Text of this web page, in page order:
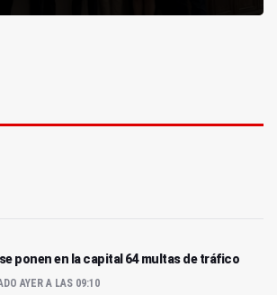
ponen en la capital 64 multas de tráfico
AYER A LAS 09:10